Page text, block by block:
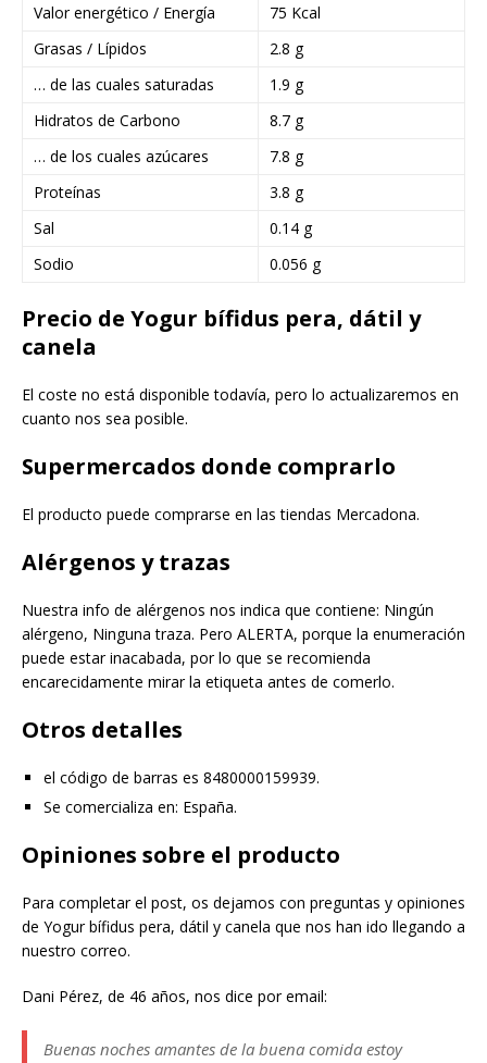
Valor energético / Energía
75 Kcal
Grasas / Lípidos
2.8 g
… de las cuales saturadas
1.9 g
Hidratos de Carbono
8.7 g
… de los cuales azúcares
7.8 g
Proteínas
3.8 g
Sal
0.14 g
Sodio
0.056 g
Precio de Yogur bífidus pera, dátil y
canela
El coste no está disponible todavía, pero lo actualizaremos en
cuanto nos sea posible.
Supermercados donde comprarlo
El producto puede comprarse en las tiendas Mercadona.
Alérgenos y trazas
Nuestra info de alérgenos nos indica que contiene: Ningún
alérgeno, Ninguna traza. Pero ALERTA, porque la enumeración
puede estar inacabada, por lo que se recomienda
encarecidamente mirar la etiqueta antes de comerlo.
Otros detalles
el código de barras es 8480000159939.
Se comercializa en: España.
Opiniones sobre el producto
Para completar el post, os dejamos con preguntas y opiniones
de Yogur bífidus pera, dátil y canela que nos han ido llegando a
nuestro correo.
Dani Pérez, de 46 años, nos dice por email:
Buenas noches amantes de la buena comida estoy